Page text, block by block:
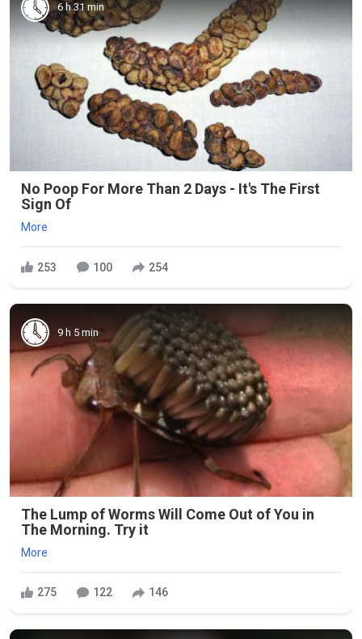
6 h 31 min
No Poop For More Than 2 Days - It's The First
Sign Of
More
253 100 254
9 h 5 min
The Lump of Worms Will Come Out of You in
The Morning. Try it
More
275 122 146